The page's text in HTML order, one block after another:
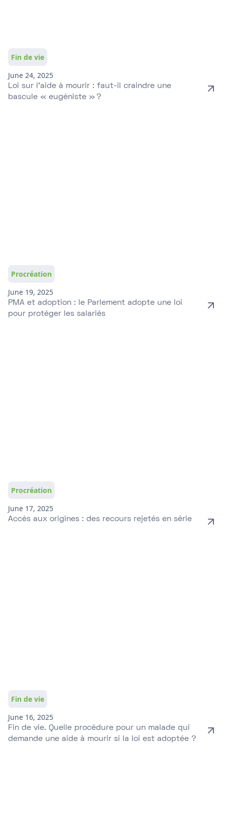
Fin de vie
June 24, 2025
Loi sur l’aide à mourir : faut-il craindre une
bascule « eugéniste » ?
Procréation
June 19, 2025
PMA et adoption : le Parlement adopte une loi
pour protéger les salariés
Procréation
June 17, 2025
Accès aux origines : des recours rejetés en série
Fin de vie
June 16, 2025
Fin de vie. Quelle procédure pour un malade qui
demande une aide à mourir si la loi est adoptée ?